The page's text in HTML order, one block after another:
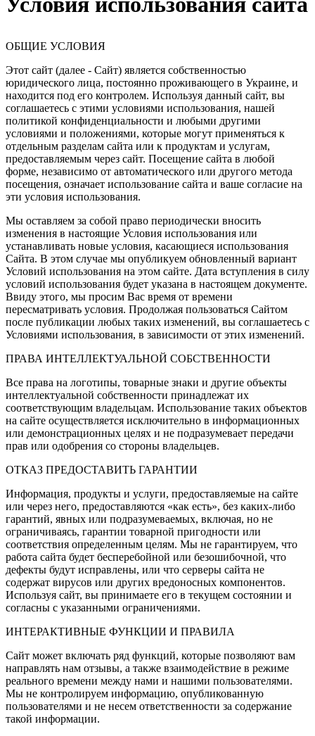
ОБЩИЕ УСЛОВИЯ
Этот сайт (далее - Сайт) является собственностью
юридического лица, постоянно проживающего в Украине, и
находится под его контролем. Используя данный сайт, вы
соглашаетесь с этими условиями использования, нашей
политикой конфиденциальности и любыми другими
условиями и положениями, которые могут применяться к
отдельным разделам сайта или к продуктам и услугам,
предоставляемым через сайт. Посещение сайта в любой
форме, независимо от автоматического или другого метода
посещения, означает использование сайта и ваше согласие на
эти условия использования.
Мы оставляем за собой право периодически вносить
изменения в настоящие Условия использования или
устанавливать новые условия, касающиеся использования
Сайта. В этом случае мы опубликуем обновленный вариант
Условий использования на этом сайте. Дата вступления в силу
условий использования будет указана в настоящем документе.
Ввиду этого, мы просим Вас время от времени
пересматривать условия. Продолжая пользоваться Сайтом
после публикации любых таких изменений, вы соглашаетесь с
Условиями использования, в зависимости от этих изменений.
ПРАВА ИНТЕЛЛЕКТУАЛЬНОЙ СОБСТВЕННОСТИ
Все права на логотипы, товарные знаки и другие объекты
интеллектуальной собственности принадлежат их
соответствующим владельцам. Использование таких объектов
на сайте осуществляется исключительно в информационных
или демонстрационных целях и не подразумевает передачи
прав или одобрения со стороны владельцев.
ОТКАЗ ПРЕДОСТАВИТЬ ГАРАНТИИ
Информация, продукты и услуги, предоставляемые на сайте
или через него, предоставляются «как есть», без каких-либо
гарантий, явных или подразумеваемых, включая, но не
ограничиваясь, гарантии товарной пригодности или
соответствия определенным целям. Мы не гарантируем, что
работа сайта будет бесперебойной или безошибочной, что
дефекты будут исправлены, или что серверы сайта не
содержат вирусов или других вредоносных компонентов.
Используя сайт, вы принимаете его в текущем состоянии и
согласны с указанными ограничениями.
ИНТЕРАКТИВНЫЕ ФУНКЦИИ И ПРАВИЛА
Сайт может включать ряд функций, которые позволяют вам
направлять нам отзывы, а также взаимодействие в режиме
реального времени между нами и нашими пользователями.
Мы не контролируем информацию, опубликованную
пользователями и не несем ответственности за содержание
такой информации.